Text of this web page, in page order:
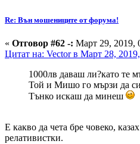
Re: Вън мошениците от форума!
« Отговор #62 -: Март 29, 2019,
Цитат на: Vector в Март 28,
1000лв даваш ли?като те
Той и Мишо го мързи да
Тънко искаш да минеш
Е какво да чета бре човеко,
релативистки.